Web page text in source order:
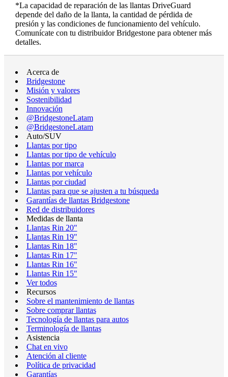
*La capacidad de reparación de las llantas DriveGuard
depende del daño de la llanta, la cantidad de pérdida de
presión y las condiciones de funcionamiento del vehículo.
Comunícate con tu distribuidor Bridgestone para obtener más
detalles.
Acerca de
Bridgestone
Misión y valores
Sostenibilidad
Innovación
@BridgestoneLatam
@BridgestoneLatam
Auto/SUV
Llantas por tipo
Llantas por tipo de vehículo
Llantas por marca
Llantas por vehículo
Llantas por ciudad
Llantas para que se ajusten a tu búsqueda
Garantías de llantas Bridgestone
Red de distribuidores
Medidas de llanta
Llantas Rin 20"
Llantas Rin 19"
Llantas Rin 18"
Llantas Rin 17"
Llantas Rin 16"
Llantas Rin 15"
Ver todos
Recursos
Sobre el mantenimiento de llantas
Sobre comprar llantas
Tecnología de llantas para autos
Terminología de llantas
Asistencia
Chat en vivo
Atención al cliente
Política de privacidad
Garantías